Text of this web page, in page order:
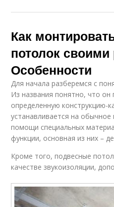
Как
потолок своими
Особенности
Для начала разберемся с
Из названия понятно, что он
определенную конструкцию-
устанавливается на
помощи специальных
функции, основная из них –
Кроме того, подвесные
качестве звукоизоляции,